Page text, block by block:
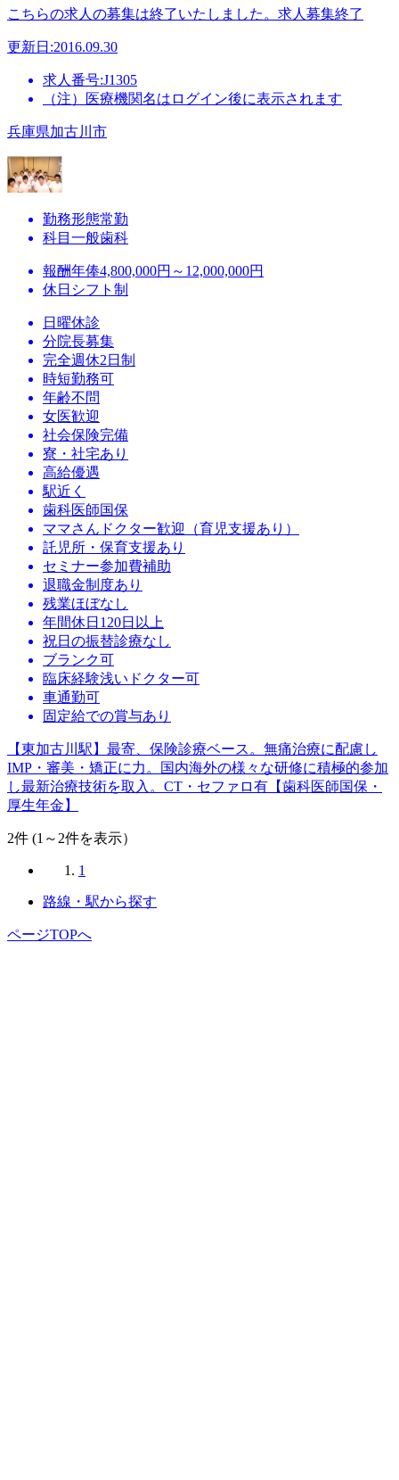
こちらの求人の募集は終了いたしました。 求人募集終了
更新日:2016.09.30
求人番号:J1305
（注）医療機関名はログイン後に表示されます
兵庫県加古川市
勤務形態常勤
科目 一般歯科
報酬年俸4,800,000円～12,000,000円
休日 シフト制
日曜休診
分院長募集
完全週休2日制
時短勤務可
年齢不問
女医歓迎
社会保険完備
寮・社宅あり
高給優遇
駅近く
歯科医師国保
ママさんドクター歓迎（育児支援あり）
託児所・保育支援あり
セミナー参加費補助
退職金制度あり
残業ほぼなし
年間休日120日以上
祝日の振替診療なし
ブランク可
臨床経験浅いドクター可
車通勤可
固定給での賞与あり
【東加古川駅】最寄、保険診療ベース。無痛治療に配慮し
IMP・審美・矯正に力。国内海外の様々な研修に積極的参加
し最新治療技術を取入。CT・セファロ有【歯科医師国保・
厚生年金】
2件 (1～2件を表示）
1
路線・駅から探す
ページTOPへ